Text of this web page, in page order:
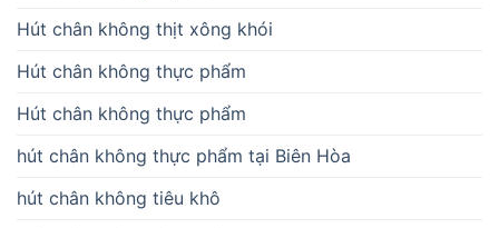
Hút chân không thịt xông khói
Hút chân không thực phẩm
Hút chân không thực phẩm
hút chân không thực phẩm tại Biên Hòa
hút chân không tiêu khô